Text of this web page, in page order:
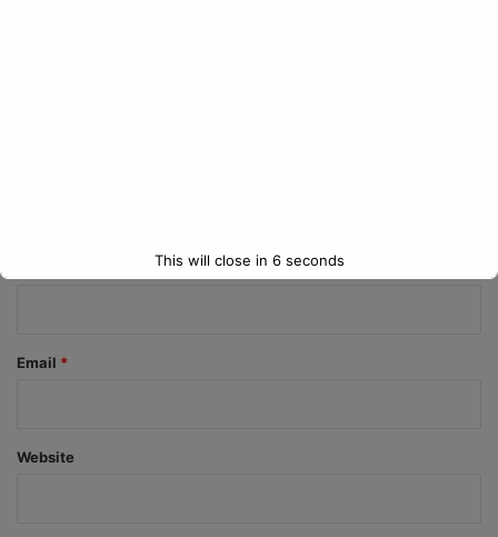
Email *
Website
This will close in 5seconds